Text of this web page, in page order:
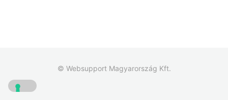
© Websupport Magyarország Kft.